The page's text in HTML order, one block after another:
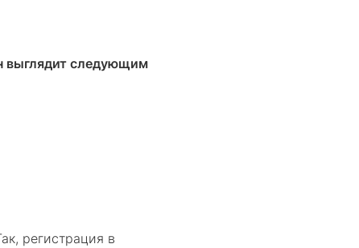
выглядит следующим
регистрация в